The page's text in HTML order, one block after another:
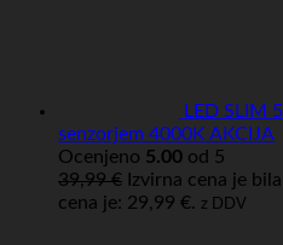
LED SLIM
senzorjem 4000K AKCIJA
Ocenjeno 5.00 od 5
39,99€ Izvirna cena je
cena je: 29,99 €. z DDV